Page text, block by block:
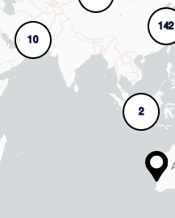
142
2
10